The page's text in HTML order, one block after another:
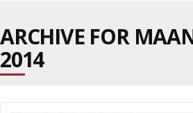
ARCHIVE FOR
2014